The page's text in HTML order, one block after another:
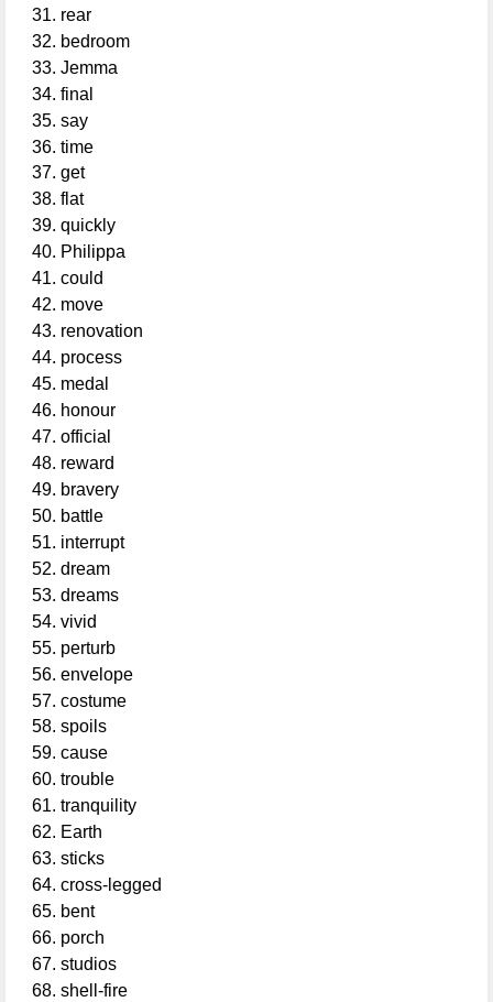
rear
bedroom
Jemma
final
say
time
get
flat
quickly
Philippa
could
move
renovation
process
medal
honour
official
reward
bravery
battle
interrupt
dream
dreams
vivid
perturb
envelope
costume
spoils
cause
trouble
tranquility
Earth
sticks
cross-legged
bent
porch
studios
shell-fire